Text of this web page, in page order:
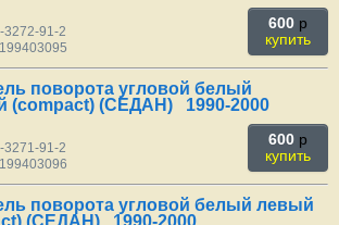
3272-91-2
600 p
купить
поворота угловой белый
(compact) (СЕДАН) 1990-2000
3271-91-2
600 p
купить
поворота угловой белый левый
(СЕДАН) 1990-2000